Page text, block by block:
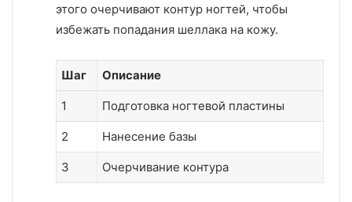
этого очерчивают контур ногтей, чтобы
избежать попадания шеллака на кожу.
Шаг Описание
1 Подготовка ногтевой пластины
2 Нанесение базы
3 Очерчивание контура